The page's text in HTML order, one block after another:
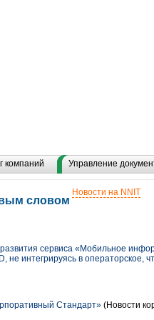
компаний Управление
Новости на NNIT
словом
сервиса «Мобильное
интегрируясь в операторское,
Стандарт» (Новости